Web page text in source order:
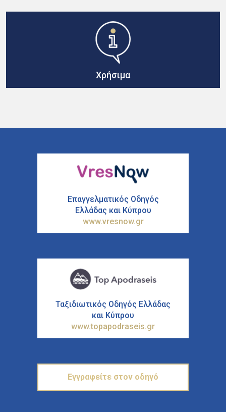
Χρήσιμα
Επαγγελματικός Οδηγός
Ελλάδας και Κύπρου
www.vresnow.gr
Ταξιδιωτικός Οδηγός Ελλάδας
και Κύπρου
www.topapodraseis.gr
Εγγραφείτε στον οδηγό